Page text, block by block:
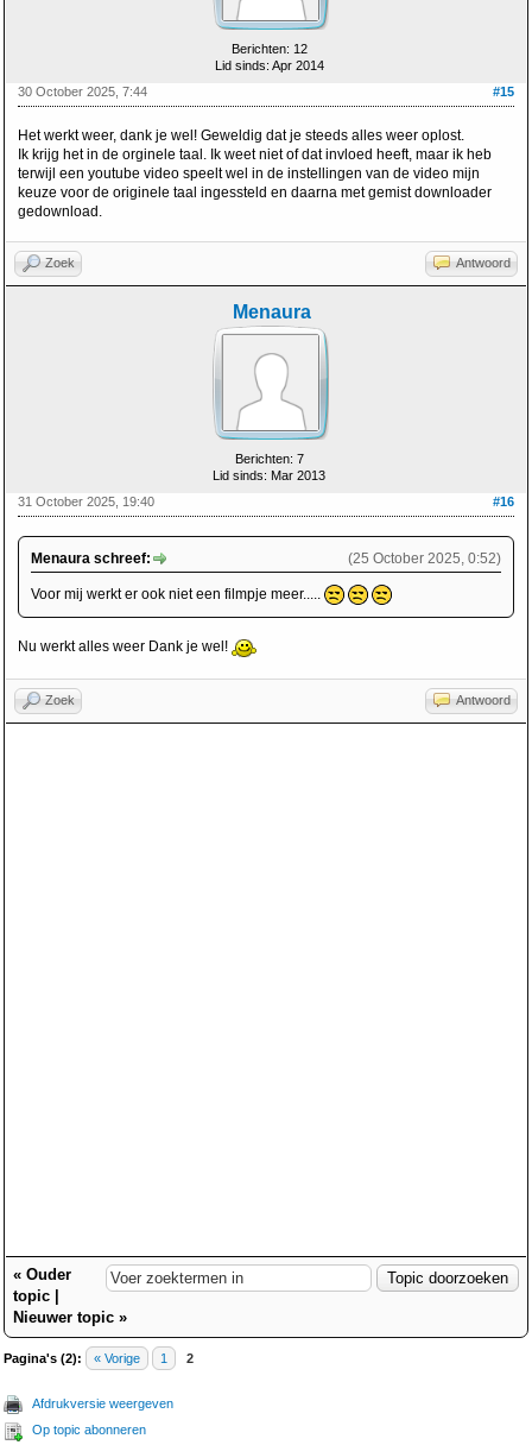
Berichten: 12
Lid sinds: Apr 2014
#15
30 October 2025, 7:44
Het werkt weer, dank je wel! Geweldig dat je steeds alles weer oplost.
Ik krijg het in de orginele taal. Ik weet niet of dat invloed heeft, maar ik heb
terwijl een youtube video speelt wel in de instellingen van de video mijn
keuze voor de originele taal ingessteld en daarna met gemist downloader
gedownload.
Zoek Antwoord
Menaura
Berichten: 7
Lid sinds: Mar 2013
#16
31 October 2025, 19:40
(25 October 2025, 0:52)
Menaura schreef:
Voor mij werkt er ook niet een filmpje meer.....
Nu werkt alles weer Dank je wel!
Zoek Antwoord
« Ouder
topic
Nieuwer topic »
Pagina's (2): « Vorige 1 2
Afdrukversie weergeven
Op topic abonneren